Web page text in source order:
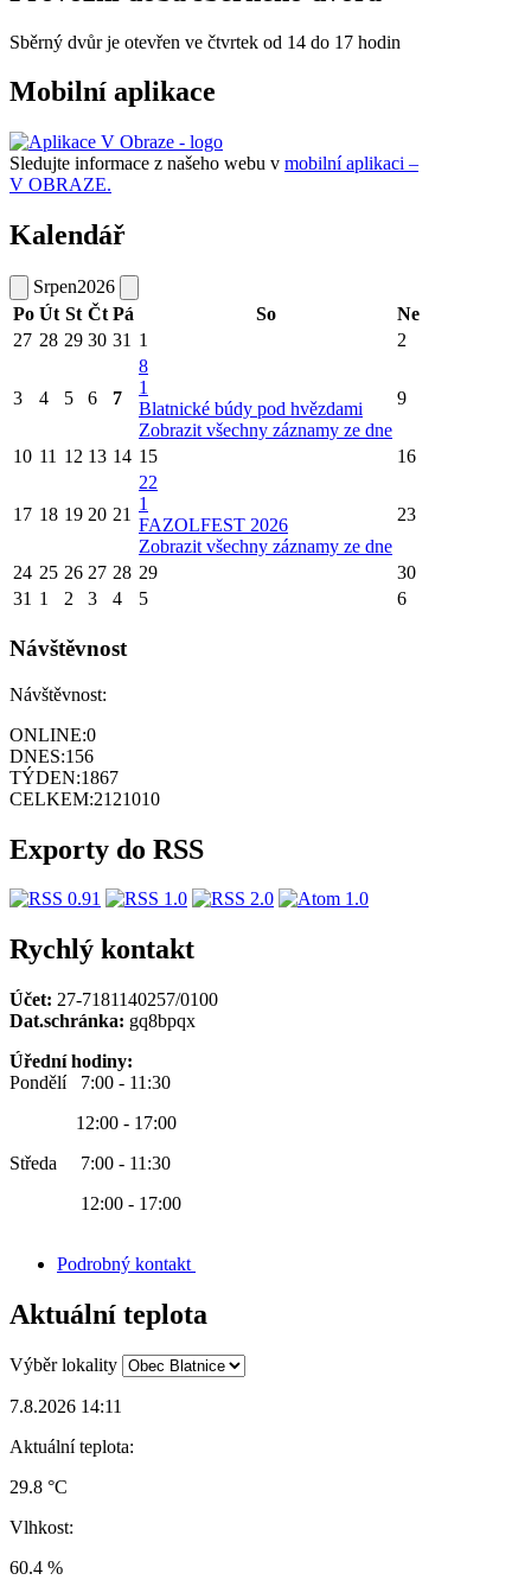
Sběrný dvůr je otevřen ve čtvrtek od 14 do 17 hodin
Mobilní aplikace
Sledujte informace z našeho webu v mobilní aplikaci –
V OBRAZE.
Kalendář
Srpen2026
Po Út St Čt Pá So
Ne
27 28 29 30 31 1 2
3 4 5 6 7
8
1
Blatnické búdy pod hvězdami
Zobrazit všechny záznamy ze dne
9
10 11 12 13 14 15 16
17 18 19 20 21
22
1
FAZOLFEST 2026
Zobrazit všechny záznamy ze dne
23
24 25 26 27 28 29
30
31 1 2 3 4 5 6
Návštěvnost
Návštěvnost:
ONLINE:0
DNES:156
TÝDEN:1867
CELKEM:2121010
Exporty do RSS
Rychlý kontakt
Účet: 27-7181140257/0100
Dat.schránka: gq8bpqx
Úřední hodiny:
Pondělí 7:00 - 11:30
12:00 - 17:00
Středa 7:00 - 11:30
12:00 - 17:00
Podrobný kontakt
Aktuální teplota
Výběr lokality
7.8.2026 14:11
Aktuální teplota:
29.8 °C
Vlhkost:
60.4 %